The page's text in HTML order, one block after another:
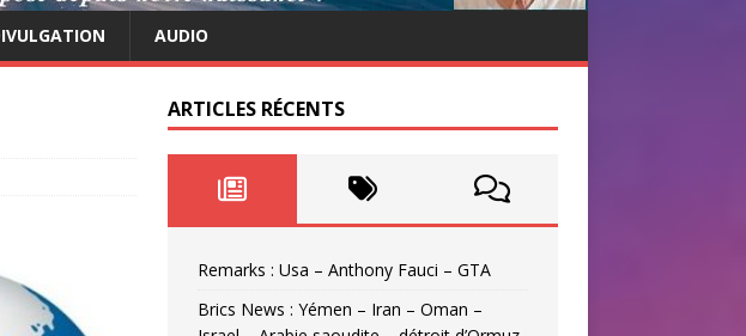
AUDIO
ARTICLES RÉCENTS
Remarks : Usa – Anthony Fauci – GTA
Brics News : Yémen – Iran – Oman –